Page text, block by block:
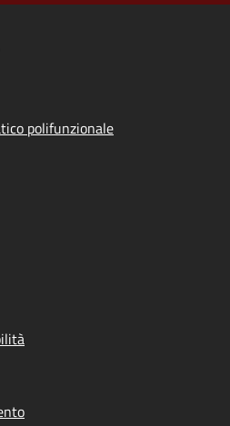
polifunzionale